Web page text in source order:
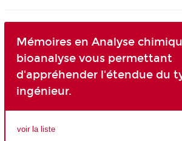
Mémoires en Analyse
bioanalyse vous permettant
d'appréhender l'étendue du
ingénieur.
voir la liste